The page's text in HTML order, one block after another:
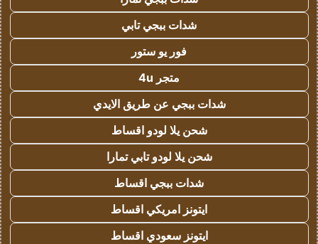
شدات ببجي تابي
فور يو ستور
متجر 4u
شدات ببجي عن طريق الايدي
شحن يلا لودو اقساط
شحن يلا لودو تابي تمارا
شدات ببجي اقساط
ايتونز امريكي اقساط
ايتونز سعودي اقساط